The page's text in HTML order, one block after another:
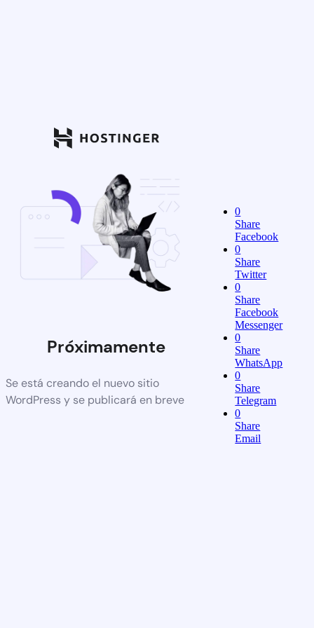
Próximamente
Se está creando el nuevo sitio
WordPress y se publicará en breve
0
Share
Facebook
0
Share
Twitter
0
Share
Facebook
Messenger
0
Share
WhatsApp
0
Share
Telegram
0
Share
Email